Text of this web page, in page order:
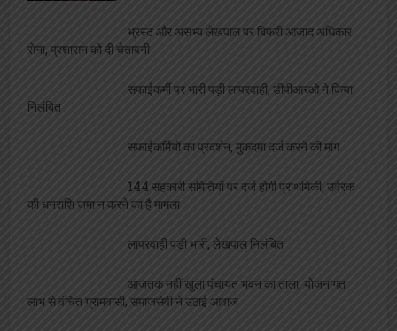
भ्रस्ट और असभ्य लेखपाल पर बिफरी आज़ाद अधिकार
सेना, प्रशासन को दी चेतावनी
सफाईकर्मी पर भारी पड़ी लापरवाही, डीपीआरओ ने किया
निलंबित
सफाईकर्मियों का प्रदर्शन, मुकदमा दर्ज करने की मांग
144 सहकारी समितियों पर दर्ज होगी प्राथमिकी, उर्वरक
की धनराशि जमा न करने का है मामला
लापरवाही पड़ी भारी, लेखपाल निलंबित
आजतक नहीं खुला पंचायत भवन का ताला, योजनागत
लाभ से वंचित ग्रामवासी, समाजसेवी ने उठाई आवाज